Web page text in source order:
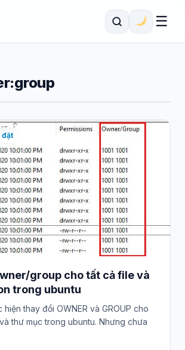
☰
đặt
group cho tất cả file và
trong ubuntu
hiện thay đổi OWNER và GROUP cho
thư mục trong ubuntu. Nhưng chưa